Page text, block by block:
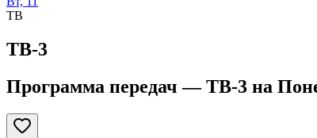
ТВ
ТВ-3
Программа передач —ТВ-3 на